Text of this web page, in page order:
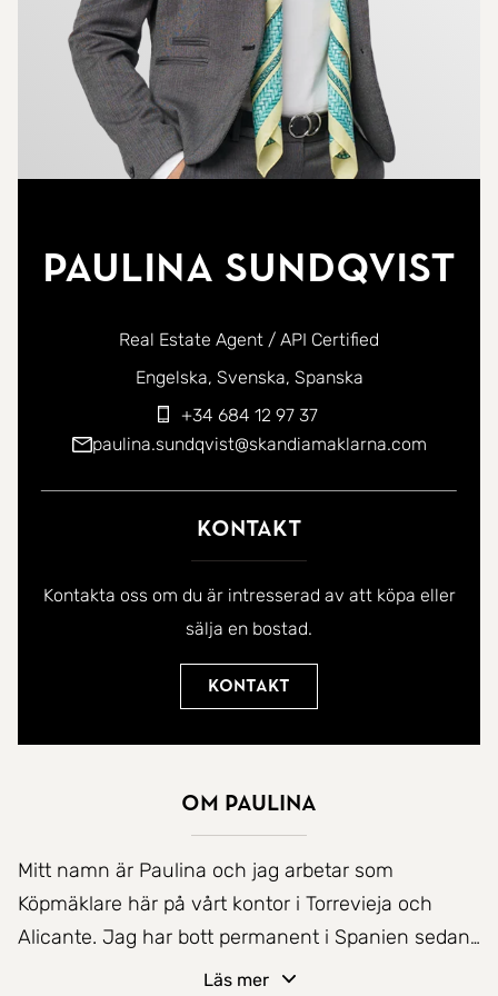
Paulina Sundqvist
Real Estate Agent / API Certified
Du kan kontakta mig på följande språk:
Engelska Svenska Spanska
+34 684 12 97 37
paulina.sundqvist@skandiamaklarna.com
Kontakt
Kontakta oss om du är intresserad av att köpa eller
sälja en bostad.
Kontakt
Om Paulina
Mitt namn är Paulina och jag arbetar som
Köpmäklare här på vårt kontor i Torrevieja och
Alicante. Jag har bott permanent i Spanien sedan
1998 men har semestrat här med familjen sedan
Läs mer